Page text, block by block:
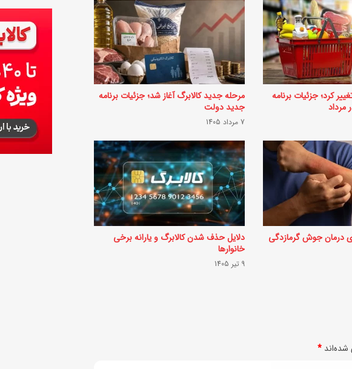
ی
ه
خ
و
ر
ا
ز
ر
د
آ
ل
کرد؛ جزئیات برنامه
مرداد
مرحله جدید کالابرگ آغاز شد؛ جزئیات برنامه
جدید دولت
7 مرداد 1405
درمان جوش گرمازدگی
دلایل حذف شدن کالابرگ و یارانه برخی
خانوارها
9 تیر 1405
*